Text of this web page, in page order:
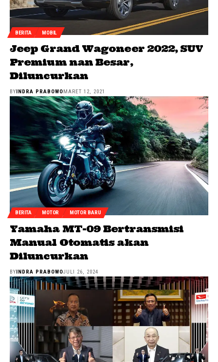
BERITA MOBIL
Jeep Grand Wagoneer 2022, SUV
Premium nan Besar,
Diluncurkan
BY INDRA PRABOWO MARET 12, 2021
BERITA MOTOR MOTOR BARU
Yamaha MT-09 Bertransmisi
Manual Otomatis akan
Diluncurkan
BYINDRA PRABOWOJULI 26, 2024